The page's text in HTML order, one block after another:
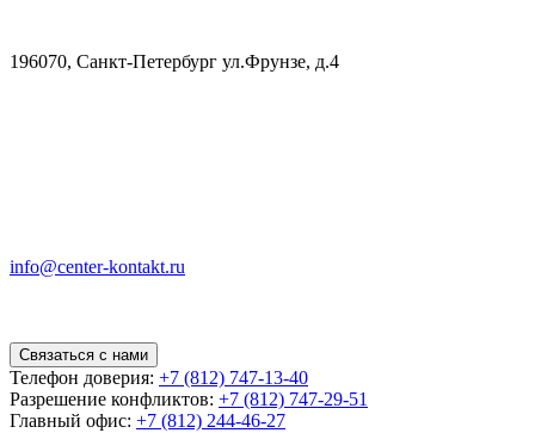
196070, Санкт-Петербург ул.Фрунзе, д.4
info@center-kontakt.ru
Связаться с нами
Телефон доверия: +7 (812) 747-13-40
Разрешение конфликтов: +7 (812) 747-29-51
Главный офис: +7 (812) 244-46-27